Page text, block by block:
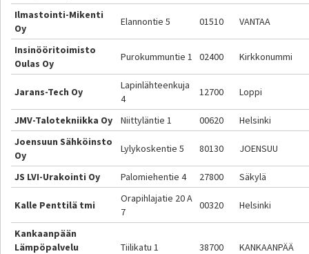
Ilmastointi-Mikenti
Oy
Elannontie 5 01510 VANTAA
Insinööritoimisto
Oulas Oy
Purokummuntie 1 02400 Kirkkonummi
Jarans-Tech Oy
Lapinlähteenkuja
4
12700 Loppi
JMV-Talotekniikka Oy Niittyläntie 1 00620
Helsinki
Joensuun Sähköinsto
Oy
Lylykoskentie 5 80130 JOENSUU
JS LVI-Urakointi Oy Palomiehentie 4 27800 Säkylä
Kalle Penttilä tmi
Orapihlajatie 20 A
7
00320 Helsinki
Kankaanpään
Lämpöpalvelu
Tiilikatu 1 38700 KANKAANPÄÄ